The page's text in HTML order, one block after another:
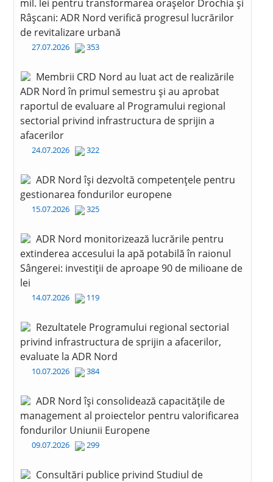
mil. lei pentru transformarea orașelor Drochia și
Râșcani: ADR Nord verifică progresul lucrărilor
de revitalizare urbană
27.07.2026 353
Membrii CRD Nord au luat act de realizările
ADR Nord în primul semestru și au aprobat
raportul de evaluare al Programului regional
sectorial privind infrastructura de sprijin a
afacerilor
24.07.2026 322
ADR Nord își dezvoltă competențele pentru
gestionarea fondurilor europene
15.07.2026 325
ADR Nord monitorizează lucrările pentru
extinderea accesului la apă potabilă în raionul
Sângerei: investiții de aproape 90 de milioane de
lei
14.07.2026 119
Rezultatele Programului regional sectorial
privind infrastructura de sprijin a afacerilor,
evaluate la ADR Nord
10.07.2026 384
ADR Nord își consolidează capacitățile de
management al proiectelor pentru valorificarea
fondurilor Uniunii Europene
09.07.2026 299
Consultări publice privind Studiul de